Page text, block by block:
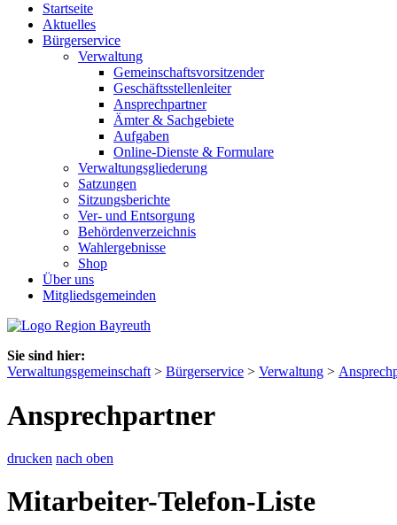
Startseite
Aktuelles
Bürgerservice
Verwaltung
Gemeinschaftsvorsitzender
Geschäftsstellenleiter
Ansprechpartner
Ämter & Sachgebiete
Aufgaben
Online-Dienste & Formulare
Verwaltungsgliederung
Satzungen
Sitzungsberichte
Ver- und Entsorgung
Behördenverzeichnis
Wahlergebnisse
Shop
Über uns
Mitgliedsgemeinden
Sie sind hier:
Verwaltungsgemeinschaft > Bürgerservice > Verwaltung >
Ansprechpartner
drucken nach oben
Mitarbeiter-Telefon-Liste